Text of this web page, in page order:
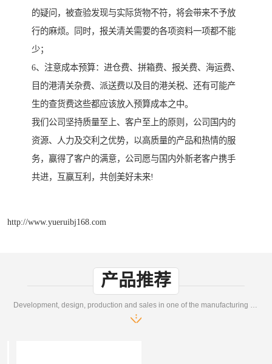
的疑问，被查验发现与实际货物不符，将会带来不予放
行的麻烦。同时，报关清关需要的各项资料一项都不能
少；
6、注意成本预算：进仓费、拼箱费、报关费、海运费、
目的港清关杂费、派送费以及目的港关税、还有可能产
生的查货费这些都应该放入预算成本之中。
我们公司坚持质量至上、客户至上的原则，公司国内的
资源、人力及交利之优势，以高质量的产品和热情的服
务，赢得了客户的满意，公司愿与国内外新老客户携手
共进，互赢互利，共创美好未来!
http://www.yueruibj168.com
产品推荐
Development, design, production and sales in one of the manufacturing enterprises